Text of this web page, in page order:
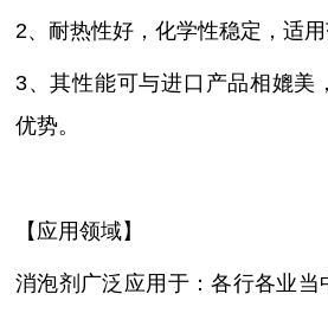
2、耐热性好，化学性稳定，适用
3、其性能可与进口产品相媲美
优势。
【应用领域】
消泡剂广泛应用于：各行各业当